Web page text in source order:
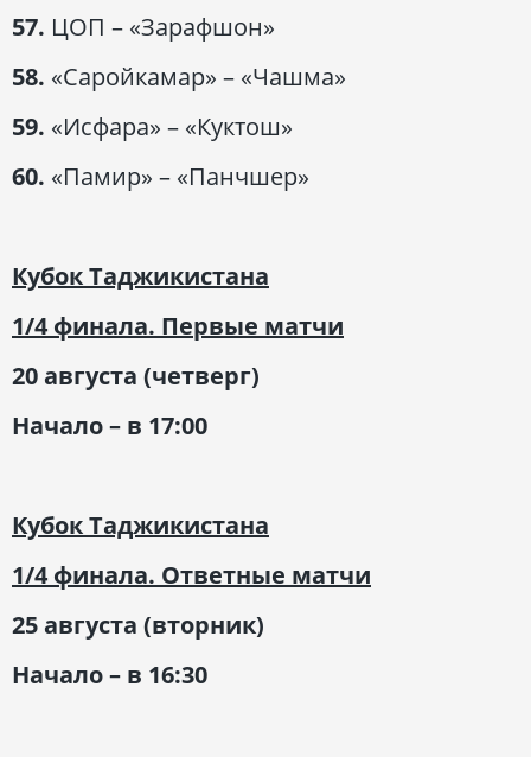
57. ЦОП – «Зарафшон»
58. «Саройкамар» – «Чашма»
59. «Исфара» – «Куктош»
60. «Памир» – «Панчшер»
Кубок Таджикистана
1/4 финала. Первые матчи
20 августа (четверг)
Начало – в 17:00
Кубок Таджикистана
1/4 финала. Ответные матчи
25 августа (вторник)
Начало – в 16:30